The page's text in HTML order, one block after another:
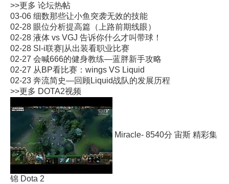
>>更多 论坛热帖
03-06 细数那些让小鱼突袭无效的技能
02-28 眼位分析提高篇（上路前期线眼）
02-28 液体 vs VGJ 告诉你什么才叫带球！
02-28 Sl-i联赛|从出装看职业比赛
02-27 会喊666的健身教练—蓝胖新手攻略
02-27 从BP看比赛：wings VS Liquid
02-23 奔流简史—回顾Liquid战队的发展历程
>>更多 DOTA2视频
Miracle- 8540分 宙斯 精彩集
锦 Dota 2